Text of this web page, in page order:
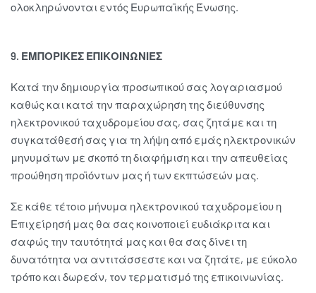
ολοκληρώνονται εντός Ευρωπαϊκής Ένωσης.
9. ΕΜΠΟΡΙΚΕΣ ΕΠΙΚΟΙΝΩΝΙΕΣ
Κατά την δημιουργία προσωπικού σας λογαριασμού
καθώς και κατά την παραχώρηση της διεύθυνσης
ηλεκτρονικού ταχυδρομείου σας, σας ζητάμε και τη
συγκατάθεσή σας για τη λήψη από εμάς ηλεκτρονικών
μηνυμάτων με σκοπό τη διαφήμιση και την απευθείας
προώθηση προϊόντων μας ή των εκπτώσεών μας.
Σε κάθε τέτοιο μήνυμα ηλεκτρονικού ταχυδρομείου η
Επιχείρησή μας θα σας κοινοποιεί ευδιάκριτα και
σαφώς την ταυτότητά μας και θα σας δίνει τη
δυνατότητα να αντιτάσσεστε και να ζητάτε, με εύκολο
τρόπο και δωρεάν, τον τερματισμό της επικοινωνίας.